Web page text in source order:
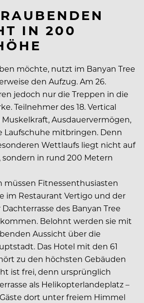
IN 200
möchte, nutzt im Banyan Tree
den Aufzug. Am 26.
jedoch nur die Treppen in die
Teilnehmer des 18. Vertical
Ausdauervermögen,
Laufschuhe mitbringen. Denn
Wettlaufs liegt nicht auf
sondern in rund 200 Metern
müssen Fitnessenthusiasten
im Restaurant Vertigo und der
des Banyan Tree
Belohnt werden sie mit
Aussicht über die
Das Hotel mit den 61
zu den höchsten Gebäuden
ist frei, denn ursprünglich
als Helikopterlandeplatz –
dort unter freiem Himmel